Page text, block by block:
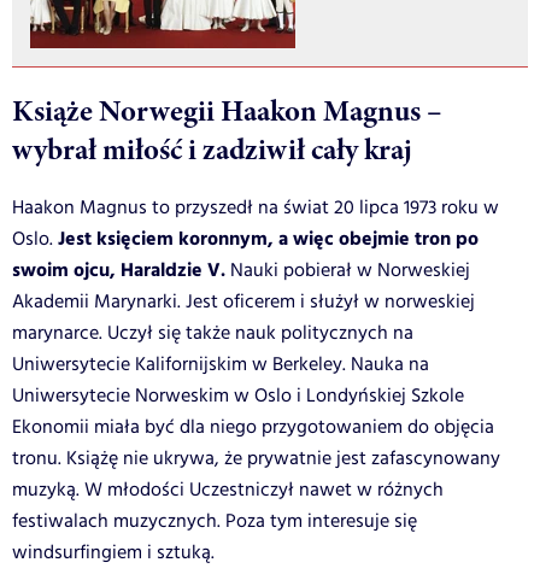
Książe Norwegii Haakon Magnus –
wybrał miłość i zadziwił cały kraj
Haakon Magnus to przyszedł na świat 20 lipca 1973 roku w
Oslo.Jest księciem koronnym, a więc obejmie tron po
swoim ojcu, Haraldzie V. Nauki pobierał w Norweskiej
Akademii Marynarki. Jest oficerem i służył w norweskiej
marynarce. Uczył się także nauk politycznych na
Uniwersytecie Kalifornijskim w Berkeley. Nauka na
Uniwersytecie Norweskim w Oslo i Londyńskiej Szkole
Ekonomii miała być dla niego przygotowaniem do objęcia
tronu. Książę nie ukrywa, że prywatnie jest zafascynowany
muzyką. W młodości Uczestniczył nawet w różnych
festiwalach muzycznych. Poza tym interesuje się
windsurfingiem i sztuką.